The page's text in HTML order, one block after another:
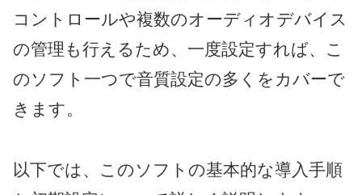
コントロールや複数のオーディオデバイス
の管理も行えるため、一度設定すれば、こ
のソフト一つで音質設定の多くをカバーで
きます。
以下では、このソフトの基本的な導入手順